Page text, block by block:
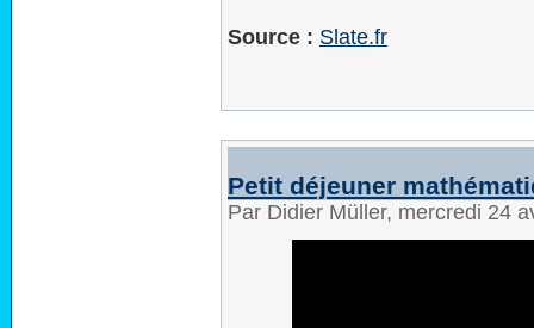
Source : Slate.fr
Petit déjeuner
Par Didier Müller, mercredi 24